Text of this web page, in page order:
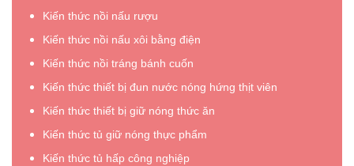
Kiến thức nồi nấu rượu
Kiến thức nồi nấu xôi bằng điện
Kiến thức nồi tráng bánh cuốn
Kiến thức thiết bị đun nước nóng hứng thịt viên
Kiến thức thiết bị giữ nóng thức ăn
Kiến thức tủ giữ nóng thực phẩm
Kiến thức tủ hấp công nghiệp